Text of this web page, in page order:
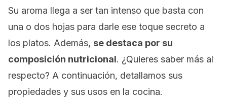
Su aroma llega a ser tan intenso que basta con
una o dos hojas para darle ese toque secreto a
los platos. Además, se destaca por su
composición nutricional. ¿Quieres saber más al
respecto? A continuación, detallamos sus
propiedades y sus usos en la cocina.